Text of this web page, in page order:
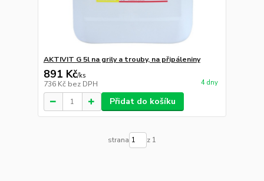
AKTIVIT G 5l na grily a trouby, na připáleniny
891 Kč/ks
736 Kč bez DPH 4 dny
Přidat do košíku
strana z 1